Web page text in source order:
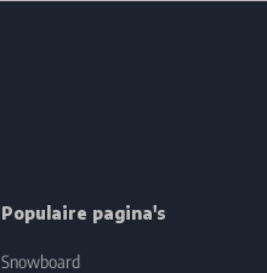
Populaire pagina's
Snowboard